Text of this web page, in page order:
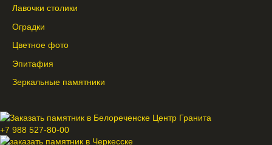
Лавочки столики
Оградки
Цветное фото
Эпитафия
Зеркальные памятники
+7 988 527-80-00